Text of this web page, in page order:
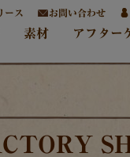
ース お問い合わせ
素材 アフター